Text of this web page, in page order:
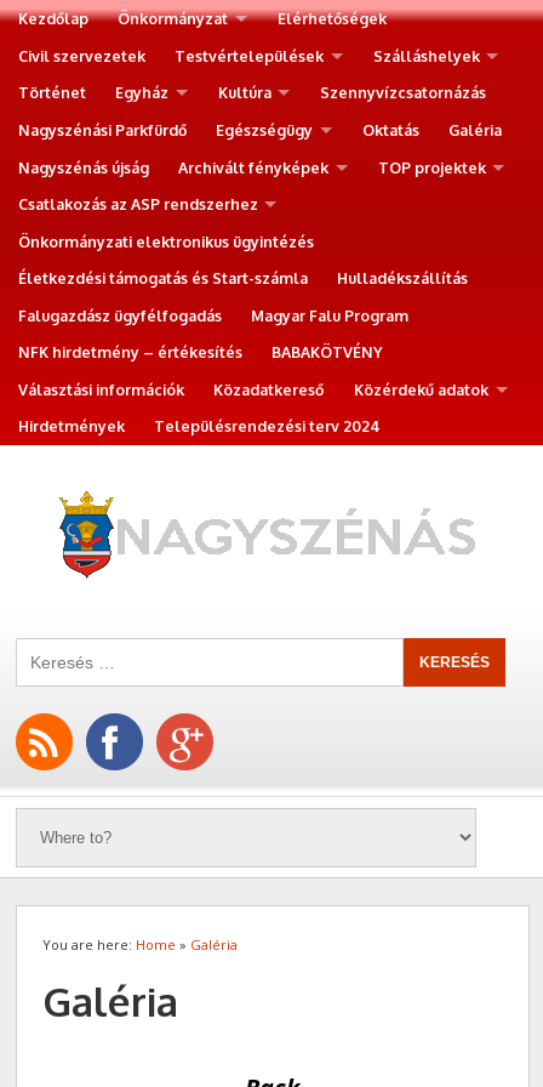
Kezdőlap Önkormányzat
Elérhetőségek
Civil szervezetek
Testvértelepülések
Szálláshelyek
Történet
Egyház Kultúra
Szennyvízcsatornázás
Nagyszénási Parkfürdő
Egészségügy Oktatás
Galéria
Nagyszénás újság
Archivált fényképek
TOP projektek
Csatlakozás az ASP rendszerhez
Önkormányzati elektronikus ügyintézés
Életkezdési támogatás és Start-számla
Hulladékszállítás
Falugazdász ügyfélfogadás
Magyar Falu Program
NFK hirdetmény – értékesítés
BABAKÖTVÉNY
Választási információk
Közadatkereső
Közérdekű adatok
Hirdetmények
Településrendezési terv 2024
You are here: Home » Galéria
Galéria